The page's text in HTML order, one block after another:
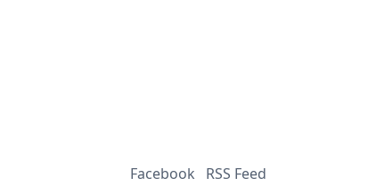
Facebook RSS Feed